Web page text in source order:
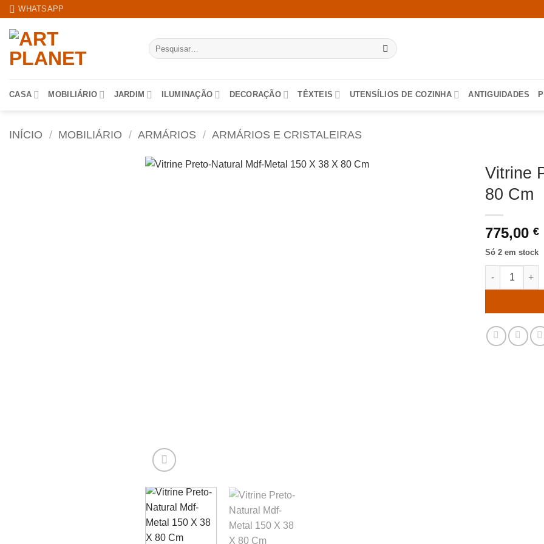
Skip
content
WHATSAPP
Pesquisar
por:
CASA MOBILIÁRIO JARDIM ILUMINAÇÃO DECORAÇÃO TÊXTEIS UTENSÍLIOS DE COZINHA ANTIGUIDADES
INÍCIO / MOBILIÁRIO / ARMÁRIOS / ARMÁRIOS E CRISTALEIRAS
Vitrine
80 Cm
775,00 €
Só 2 em stock
Quantidade